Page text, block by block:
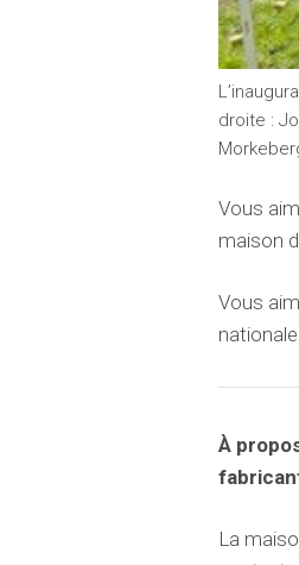
droite :
Vous
maison
Vous
À
La